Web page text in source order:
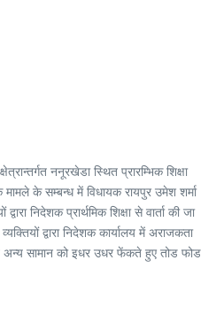
ननूरखेडा स्थित प्रारम्भिक शिक्षा
के सम्बन्ध में विधायक रायपुर उमेश शर्मा
निदेशक प्रार्थमिक शिक्षा से वार्ता की जा
द्वारा निदेशक कार्यालय में अराजकता
अन्य सामान को इधर उधर फेंकते हुए तोड फोड